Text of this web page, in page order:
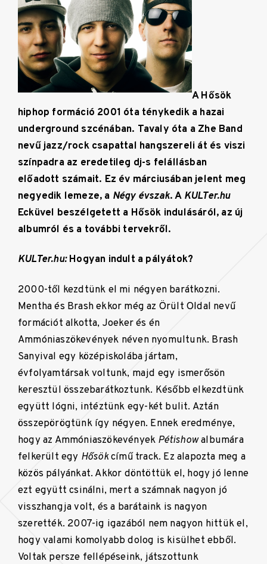
A Hősök
hiphop formáció 2001 óta ténykedik a hazai
underground szcénában. Tavaly óta a Zhe Band
nevű jazz/rock csapattal hangszereli át és viszi
színpadra az eredetileg dj-s felállásban
előadott számait. Ez év márciusában jelent meg
negyedik lemeze, a Négy évszak. A KULTer.hu
Ecküvel beszélgetett a Hősök indulásáról, az új
albumról és a további tervekről.
KULTer.hu:Hogyan indult a pályátok?
2000-től kezdtünk el mi négyen barátkozni.
Mentha és Brash ekkor még az Örült Oldal nevű
formációt alkotta, Joeker és én
Ammóniaszökevények néven nyomultunk. Brash
Sanyival egy középiskolába jártam,
évfolyamtársak voltunk, majd egy ismerősön
keresztül összebarátkoztunk. Később elkezdtünk
együtt lógni, intéztünk egy-két bulit. Aztán
összepörögtünk így négyen. Ennek eredménye,
hogy az Ammóniaszökevények Pétishowalbumára
felkerült egy Hősökcímű track. Ez alapozta meg a
közös pályánkat. Akkor döntöttük el, hogy jó lenne
ezt együtt csinálni, mert a számnak nagyon jó
visszhangja volt, és a barátaink is nagyon
szerették. 2007-ig igazából nem nagyon hittük el,
hogy valami komolyabb dolog is kisülhet ebből.
Voltak persze fellépéseink, játszottunk